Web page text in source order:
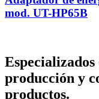
mod. UT-HP65B
producción y
productos.